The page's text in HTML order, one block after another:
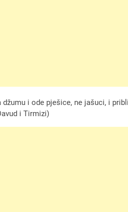
i ode pješice, ne jašuci, i
i Tirmizi)